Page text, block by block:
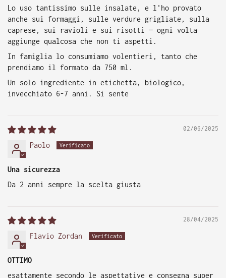
Lo uso tantissimo sulle insalate, e l'ho provato
anche sui formaggi, sulle verdure grigliate, sulla
caprese, sui ravioli e sui risotti — ogni volta
aggiunge qualcosa che non ti aspetti.
In famiglia lo consumiamo volentieri, tanto che
prendiamo il formato da 750 ml.
Un solo ingrediente in etichetta, biologico,
invecchiato 6-7 anni. Si sente
02/06/2025
Paolo
Una sicurezza
Da 2 anni sempre la scelta giusta
28/04/2025
Flavio Zordan
OTTIMO
esattamente secondo le aspettative e consegna super